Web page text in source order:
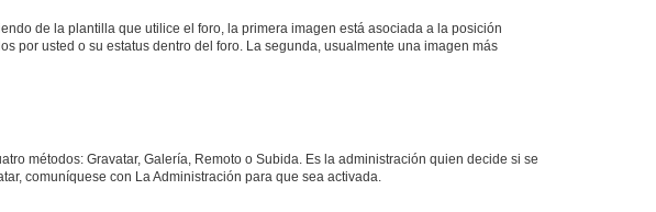
de la plantilla que utilice el foro, la primera imagen está asociada a la posición
por usted o su estatus dentro del foro. La segunda, usualmente una imagen más
métodos: Gravatar, Galería, Remoto o Subida. Es la administración quien decide si se
comuníquese con La Administración para que sea activada.